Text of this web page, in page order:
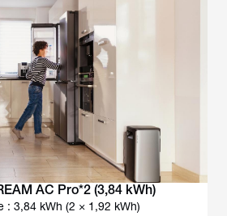
AC Pro*2 (3,84 kWh)
: 3,84 kWh (2 × 1,92 kWh)